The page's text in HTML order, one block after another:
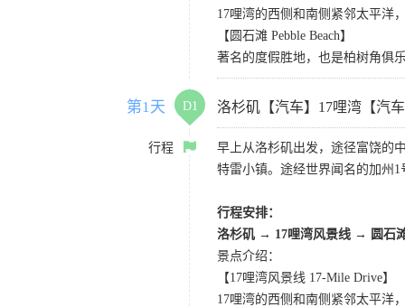
17哩湾的西侧和南侧紧邻太平洋
【圆石滩 Pebble Beach】
著名的度假胜地，也是柏树角俱
第1天 D1 洛杉矶【汽车】17哩湾【汽
行程
早上从洛杉矶出发，途径富饶的
特雷小镇。途经世界闻名的加州
行程安排：
洛杉矶 → 17哩湾风景线 → 圆石
景点介绍：
【17哩湾风景线 17-Mile Drive】
17哩湾的西侧和南侧紧邻太平洋